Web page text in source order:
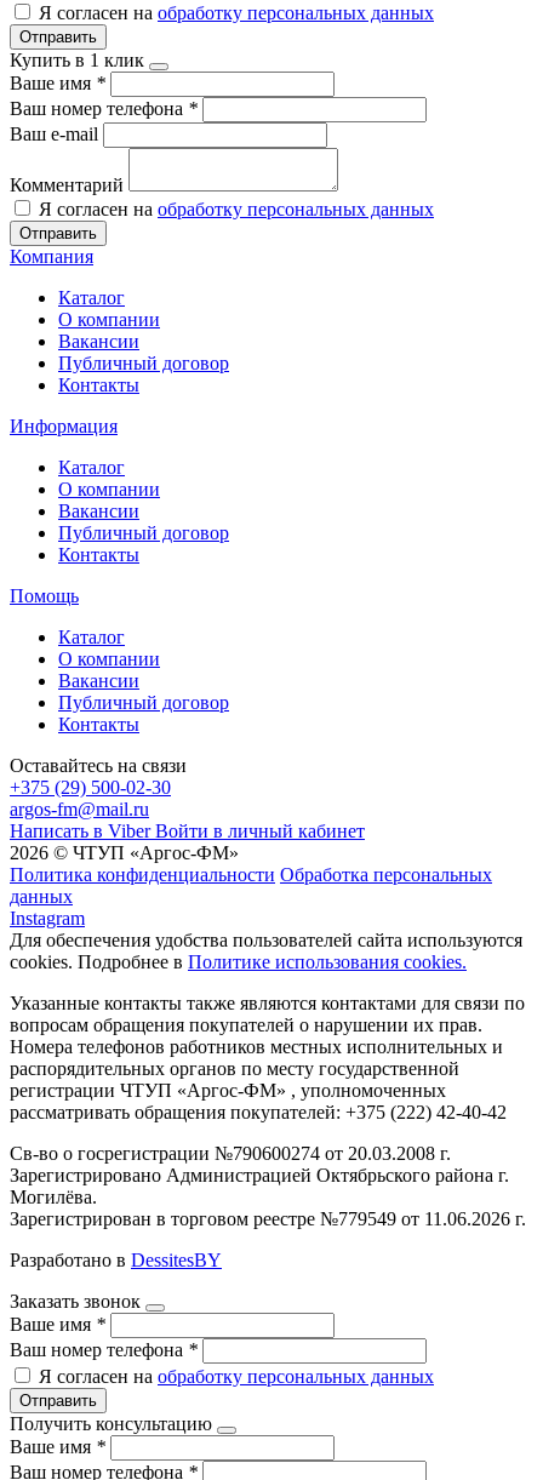
Я согласен на обработку персональных данных
Отправить
Купить в 1 клик
Ваше имя *
Ваш номер телефона *
Ваш e-mail
Комментарий
Я согласен на обработку персональных данных
Отправить
Компания
Каталог
О компании
Вакансии
Публичный договор
Контакты
Информация
Каталог
О компании
Вакансии
Публичный договор
Контакты
Помощь
Каталог
О компании
Вакансии
Публичный договор
Контакты
Оставайтесь на связи
+375 (29) 500-02-30
argos-fm@mail.ru
Написать в Viber Войти в личный кабинет
2026 © ЧТУП «Аргос-ФМ»
Политика конфиденциальности Обработка персональных
данных
Instagram
Для обеспечения удобства пользователей сайта используются
cookies. Подробнее в Политике использования cookies.
Указанные контакты также являются контактами для связи по
вопросам обращения покупателей о нарушении их прав.
Номера телефонов работников местных исполнительных и
распорядительных органов по месту государственной
регистрации ЧТУП «Аргос-ФМ» , уполномоченных
рассматривать обращения покупателей: +375 (222) 42-40-42
Св-во о госрегистрации №790600274 от 20.03.2008 г.
Зарегистрировано Администрацией Октябрьского района г.
Могилёва.
Зарегистрирован в торговом реестре №779549 от 11.06.2026 г.
Разработано в DessitesBY
Заказать звонок
Ваше имя *
Ваш номер телефона *
Я согласен на обработку персональных данных
Отправить
Получить консультацию
Ваше имя *
Ваш номер телефона *